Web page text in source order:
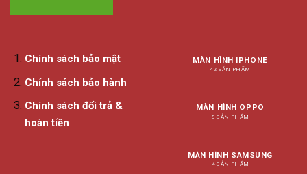
Chính sách bảo mật
Chính sách bảo hành
Chính sách đổi trả &
hoàn tiền
MÀN HÌNH IPHONE
42 SẢN PHẨM
MÀN HÌNH OPPO
8 SẢN PHẨM
MÀN HÌNH SAMSUNG
4 SẢN PHẨM